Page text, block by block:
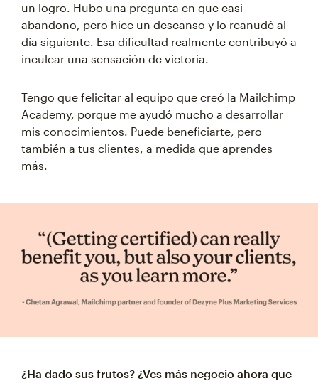
un logro. Hubo una pregunta en que casi
abandono, pero hice un descanso y lo reanudé al
día siguiente. Esa dificultad realmente contribuyó a
inculcar una sensación de victoria.
Tengo que felicitar al equipo que creó la Mailchimp
Academy, porque me ayudó mucho a desarrollar
mis conocimientos. Puede beneficiarte, pero
también a tus clientes, a medida que aprendes
más.
¿Ha dado sus frutos? ¿Ves más negocio ahora que